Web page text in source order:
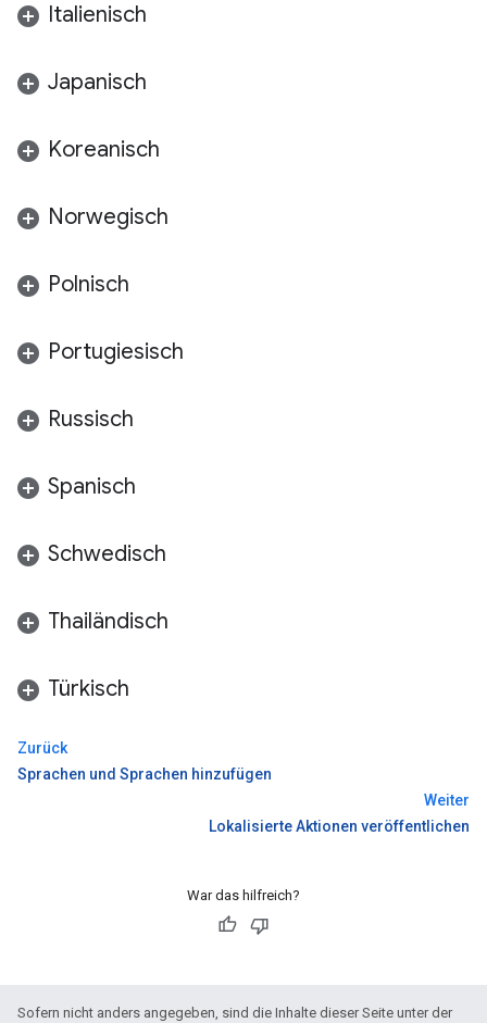
Italienisch
Japanisch
Koreanisch
Norwegisch
Polnisch
Portugiesisch
Russisch
Spanisch
Schwedisch
Thailändisch
Türkisch
Zurück
Sprachen und Sprachen hinzufügen
Weiter
Lokalisierte Aktionen veröffentlichen
War das hilfreich?
Sofern nicht anders angegeben, sind die Inhalte dieser Seite unter der